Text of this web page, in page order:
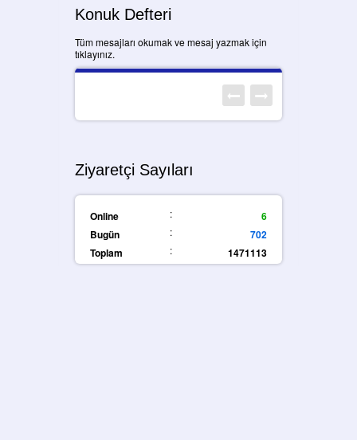
Konuk Defteri
Tüm mesajları okumak ve mesaj yazmak için
tıklayınız.
Ziyaretçi Sayıları
Online :
6
Bugün
:
702
Toplam
: 1471113